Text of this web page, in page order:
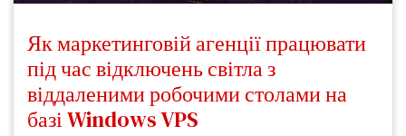
Як маркетинговій агенції працювати
під час відключень світла з
віддаленими робочими столами на
базі Windows VPS